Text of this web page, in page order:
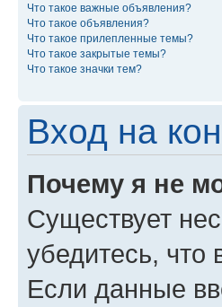
Что такое важные объявления?
Что такое объявления?
Что такое прилепленные темы?
Что такое закрытые темы?
Что такое значки тем?
Вход на
Почему я не
Существует
убедитесь, что
Если данные